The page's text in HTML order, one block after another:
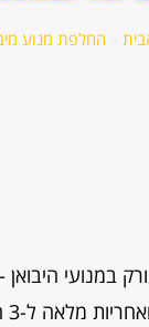
החלפת מנוע
במנועי היבואן
מלאה ל-3 חודשים.